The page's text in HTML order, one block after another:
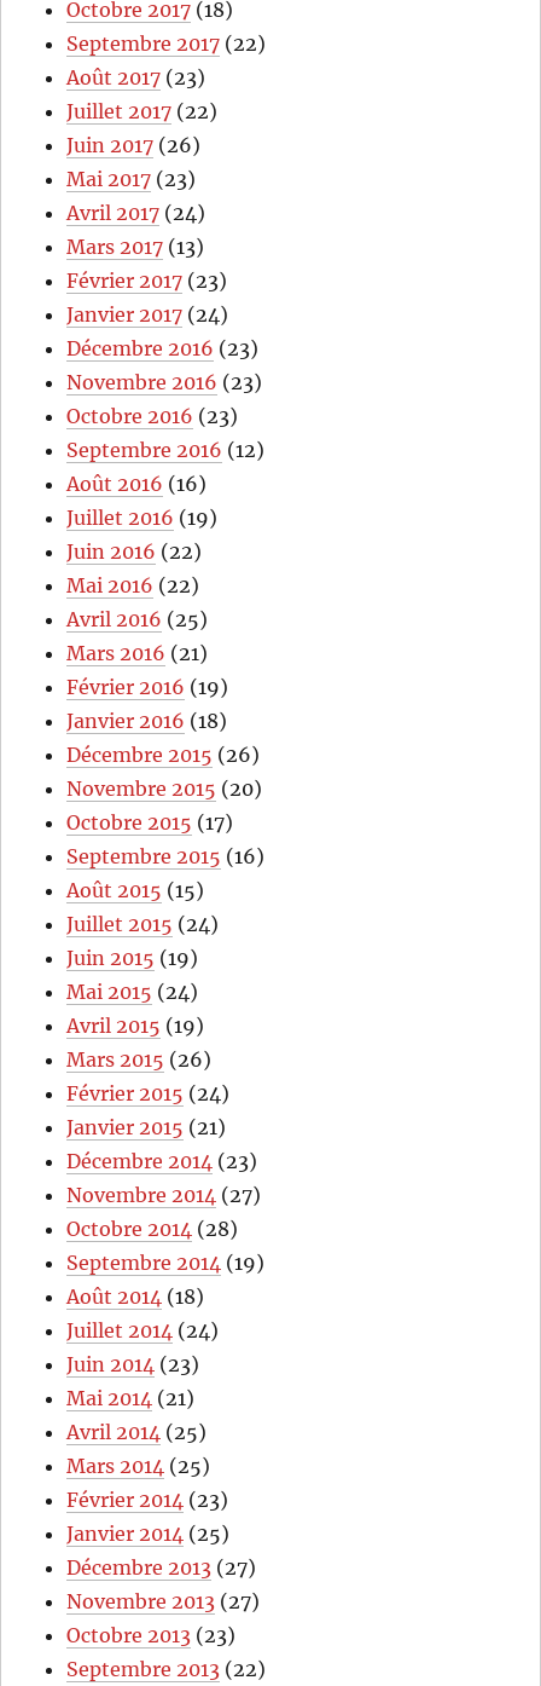
Octobre 2017 (18)
Septembre 2017 (22)
Août 2017 (23)
Juillet 2017 (22)
Juin 2017 (26)
Mai 2017 (23)
Avril 2017 (24)
Mars 2017 (13)
Février 2017 (23)
Janvier 2017 (24)
Décembre 2016 (23)
Novembre 2016 (23)
Octobre 2016 (23)
Septembre 2016 (12)
Août 2016 (16)
Juillet 2016 (19)
Juin 2016 (22)
Mai 2016 (22)
Avril 2016 (25)
Mars 2016 (21)
Février 2016 (19)
Janvier 2016 (18)
Décembre 2015 (26)
Novembre 2015 (20)
Octobre 2015 (17)
Septembre 2015 (16)
Août 2015 (15)
Juillet 2015 (24)
Juin 2015 (19)
Mai 2015 (24)
Avril 2015 (19)
Mars 2015 (26)
Février 2015 (24)
Janvier 2015 (21)
Décembre 2014 (23)
Novembre 2014 (27)
Octobre 2014 (28)
Septembre 2014 (19)
Août 2014 (18)
Juillet 2014 (24)
Juin 2014 (23)
Mai 2014 (21)
Avril 2014 (25)
Mars 2014 (25)
Février 2014 (23)
Janvier 2014 (25)
Décembre 2013 (27)
Novembre 2013 (27)
Octobre 2013 (23)
Septembre 2013 (22)